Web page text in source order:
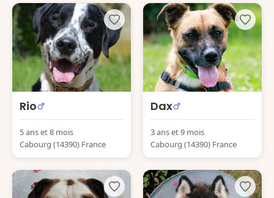
Rio
5 ans et 8 mois
Cabourg (14390) France
Dax
3 ans et 9 mois
Cabourg (14390) France